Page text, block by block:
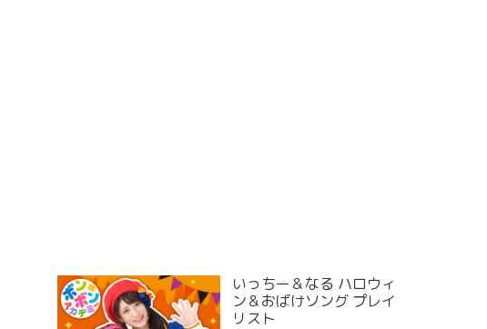
いっちー＆なる ハロウィ
ン＆おばけソング プレイ
リスト